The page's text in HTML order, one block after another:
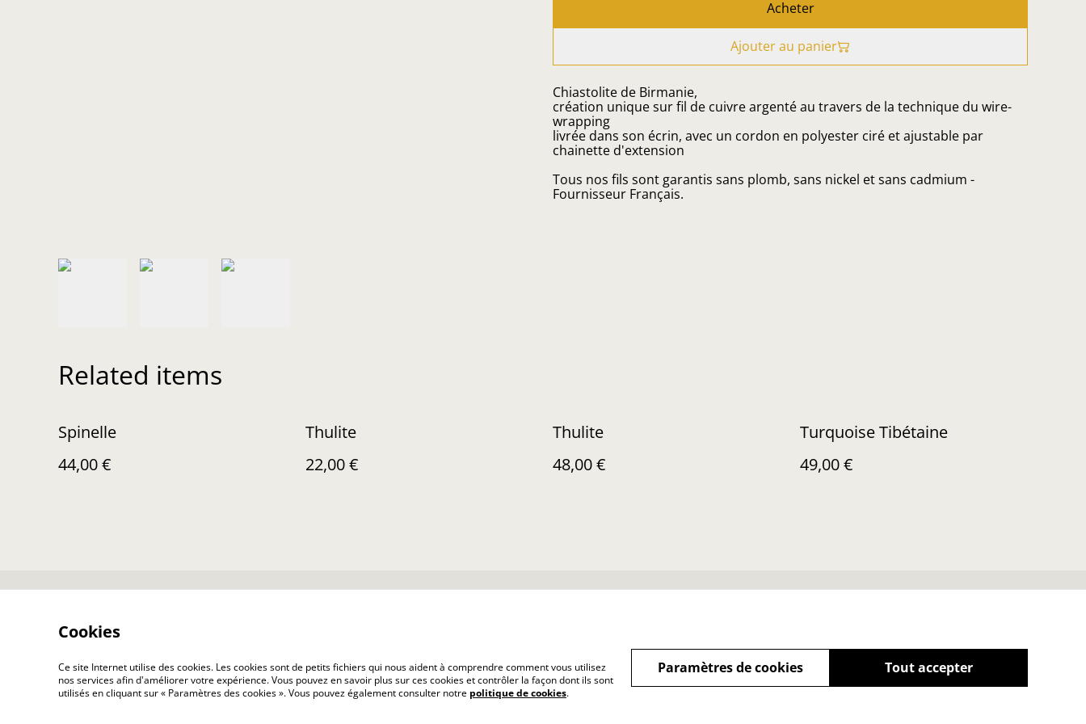
Acheter
Ajouter au panier
Chiastolite de Birmanie,
création unique sur fil de cuivre argenté au travers de la technique du wire-
wrapping
livrée dans son écrin, avec un cordon en polyester ciré et ajustable par
chainette d'extension
Tous nos fils sont garantis sans plomb, sans nickel et sans cadmium -
Fournisseur Français.
Related items
Spinelle
44,00 €
Thulite
22,00 €
Thulite
48,00 €
Turquoise Tibétaine
49,00 €
©2026 Minéral O Perles
Cookies
Ce site Internet utilise des cookies. Les cookies sont de petits fichiers qui nous aident à comprendre comment vous utilisez
nos services afin d'améliorer votre expérience. Vous pouvez en savoir plus sur ces cookies et contrôler la façon dont ils sont
utilisés en cliquant sur « Paramètres des cookies ». Vous pouvez également consulter notre politique de cookies.
Tout accepter
Paramètres de cookies